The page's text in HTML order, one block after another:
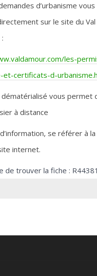
d’urbanisme
sur le site du Val
les-
et-certificats-d-
vous permet
à distance
se référer à
internet.
de trouver la fiche :